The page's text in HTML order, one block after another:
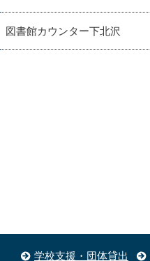
図書館カウンター下北沢
学校支援・団体貸出